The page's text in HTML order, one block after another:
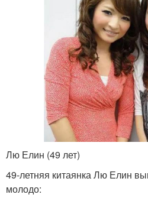
Лю Елин (49 лет)
49-летняя китаянка Лю Елин
молодо: